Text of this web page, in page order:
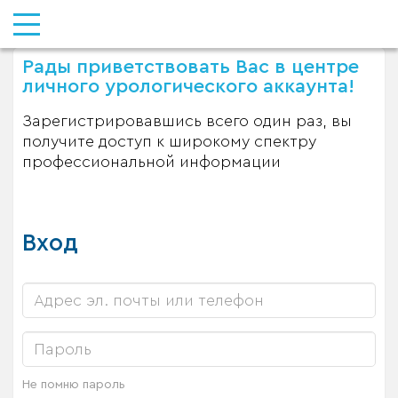
Рады приветствовать Вас в центре
личного урологического аккаунта!
Зарегистрировавшись всего один раз, вы
получите доступ к широкому спектру
профессиональной информации
Вход
Не помню пароль